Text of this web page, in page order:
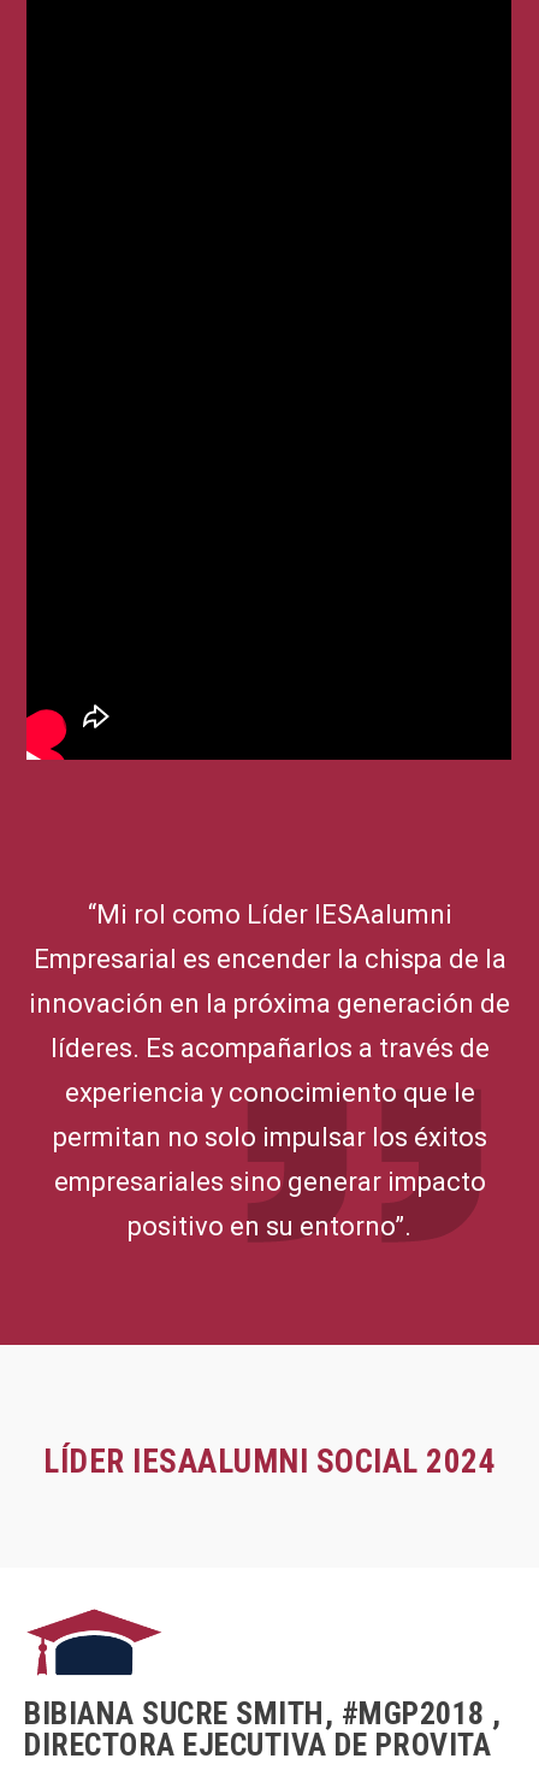
“Mi rol como Líder IESAalumni
Empresarial es encender la chispa de la
innovación en la próxima generación de
líderes. Es acompañarlos a través de
experiencia y conocimiento que le
permitan no solo impulsar los éxitos
empresariales sino generar impacto
positivo en su entorno”.
LÍDER IESAALUMNI SOCIAL 2024
BIBIANA SUCRE SMITH, #MGP2018 ,
DIRECTORA EJECUTIVA DE PROVITA